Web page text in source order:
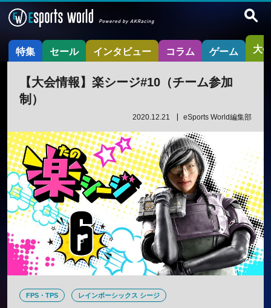
特集 セール インタビュー コラム ゲーム 大
【大会情報】楽シージ#10（チーム参加
制）
2020.12.21 eSports World編集部
FPS・TPS レインボーシックス シージ